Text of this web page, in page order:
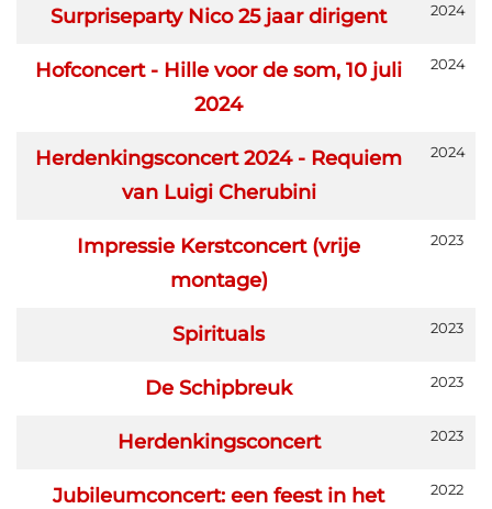
Surpriseparty Nico 25 jaar dirigent 2024
Hofconcert - Hille voor de som, 10 juli
2024
2024
Herdenkingsconcert 2024 - Requiem
van Luigi Cherubini
2024
Impressie Kerstconcert (vrije
montage)
2023
Spirituals 2023
De Schipbreuk 2023
Herdenkingsconcert 2023
Jubileumconcert: een feest in het
2022